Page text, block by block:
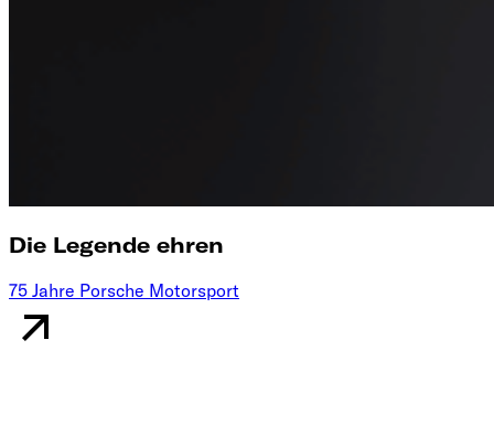
Die Legende ehren
75 Jahre Porsche Motorsport